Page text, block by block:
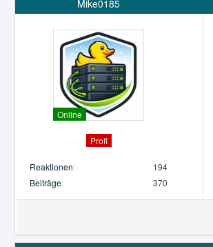
Mike0185
Online
Profi
Reaktionen
194
Beiträge
370